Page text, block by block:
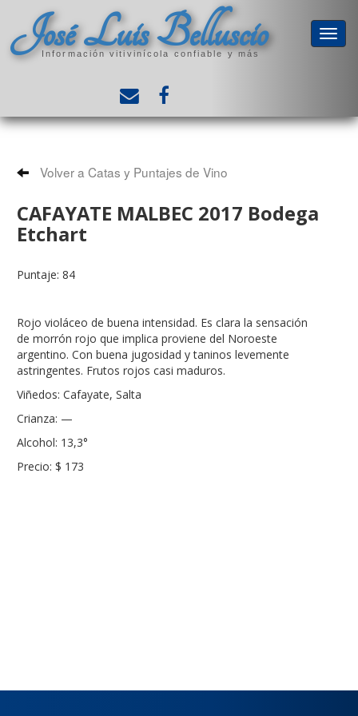
José Luis Belluscio
Información vitivinícola confiable y más
Volver a Catas y Puntajes de Vino
CAFAYATE MALBEC 2017 Bodega
Etchart
Puntaje: 84
Rojo violáceo de buena intensidad. Es clara la sensación
de morrón rojo que implica proviene del Noroeste
argentino. Con buena jugosidad y taninos levemente
astringentes. Frutos rojos casi maduros.
Viñedos: Cafayate, Salta
Crianza: —
Alcohol: 13,3°
Precio: $ 173